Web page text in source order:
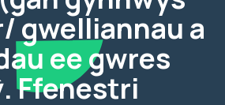
gwelliannau a
ee gwres
Ffenestri